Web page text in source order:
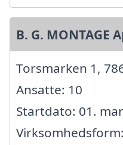
B. G. MONTAGE
Torsmarken 1,
Ansatte: 10
Startdato: 01.